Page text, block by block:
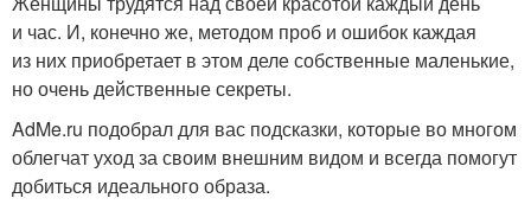
и час. И, конечно же, методом проб и ошибок каждая
из них приобретает в этом деле собственные маленькие,
но очень действенные секреты.
AdMe.ru подобрал для вас подсказки, которые во многом
облегчат уход за своим внешним видом и всегда помогут
добиться идеального образа.